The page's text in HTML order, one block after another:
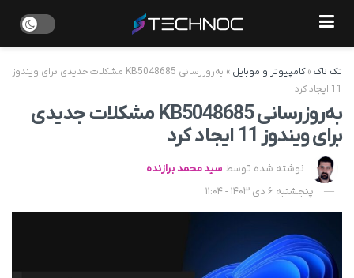
تک ناک»کامپیوتر و موبایل »
به‌روزرسانی KB5048685 مشکلات جدیدی برای ویندوز
11 ایجاد کرد
به‌روزرسانی KB5048685 مشکلات جدیدی
برای ویندوز 11 ایجاد کرد
نوشته شده توسط سید محمد برازنده
پنجشنبه 6 دی 1403 - 11:04